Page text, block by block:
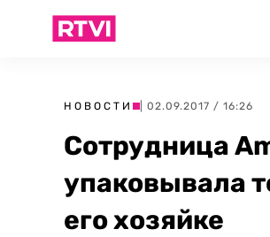
НОВОСТИ | 02.09.2017 / 16:26
Сотрудница
упаковывала
его хозяйке